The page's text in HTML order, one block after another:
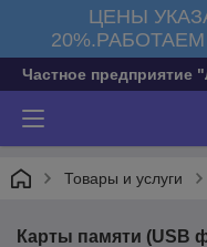
ЦЕНЫ
Частное предприятие
Товары и услуги
Карты памяти (USB